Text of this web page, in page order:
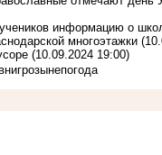
информацию о
многоэтажки
(10.09.2024 19:00)
грозынепогода